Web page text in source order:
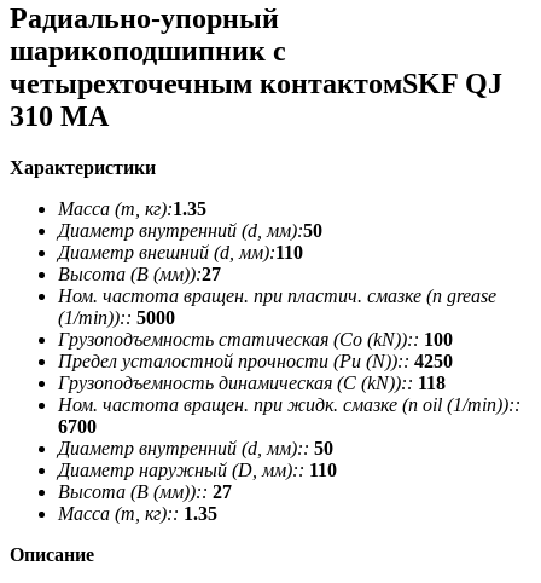
Радиально-упорный
шарикоподшипник с
четырехточечным контактомSKF QJ
310 MA
Характеристики
Масса (m, кг):1.35
Диаметр внутренний (d, мм):50
Диаметр внешний (d, мм):110
Высота (В (мм)):27
Ном. частота вращен. при пластич. смазке (n grease
(1/min)):: 5000
Грузоподъемность статическая (Co (kN)):: 100
Предел усталостной прочности (Pu (N)):: 4250
Грузоподъемность динамическая (C (kN)):: 118
Ном. частота вращен. при жидк. смазке (n oil (1/min))::
6700
Диаметр внутренний (d, мм):: 50
Диаметр наружный (D, мм):: 110
Высота (В (мм)):: 27
Масса (m, кг):: 1.35
Описание